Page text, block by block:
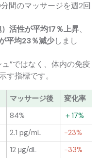
間のマッサージを週2回
活性が平均17％上昇、
平均23％減少しまし
”ではなく、体内の免疫
す指標です。
マッサージ後
変化率
84%
＋17%
2.1 pg/mL
−23%
12 µg/dL −33%